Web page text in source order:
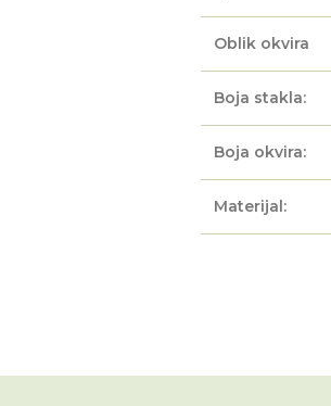
Oblik okvira
Boja stakla:
Boja okvira:
Materijal: